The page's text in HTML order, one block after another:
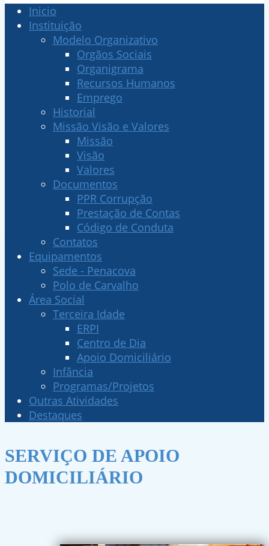
Inicio
Instituição
Modelo Organizativo
Orgãos Sociais
Organigrama
Recursos Humanos
Emprego
Historial
Missão Visão e Valores
Missão
Visão
Valores
Documentos
PPR Corrupção
Prestação de Contas
Código de Conduta
Contatos
Equipamentos
Sede - Penacova
Polo de Carvalho
Área Social
Terceira Idade
ERPI
Centro de Dia
Apoio Domiciliário
Infância
Programas/Projetos
Outras Atividades
Destaques
SERVIÇO DE APOIO
DOMICILIÁRIO